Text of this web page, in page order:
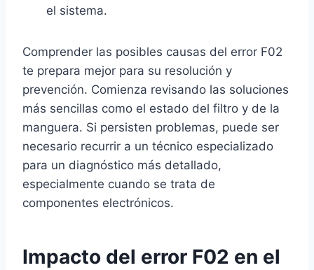
el sistema.
Comprender las posibles causas del error F02
te prepara mejor para su resolución y
prevención. Comienza revisando las soluciones
más sencillas como el estado del filtro y de la
manguera. Si persisten problemas, puede ser
necesario recurrir a un técnico especializado
para un diagnóstico más detallado,
especialmente cuando se trata de
componentes electrónicos.
Impacto del error F02 en el